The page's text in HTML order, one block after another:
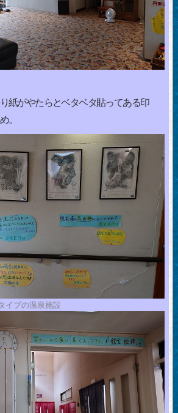
紙がやたらとベタベタ貼ってある印
。
イプの温泉施設